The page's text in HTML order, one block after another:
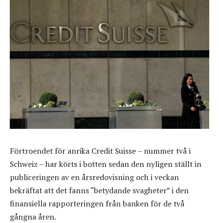
Förtroendet för anrika Credit Suisse – nummer två i
Schweiz – har körts i botten sedan den nyligen ställt in
publiceringen av en årsredovisning och i veckan
bekräftat att det fanns “betydande svagheter” i den
finansiella rapporteringen från banken för de två
gångna åren.